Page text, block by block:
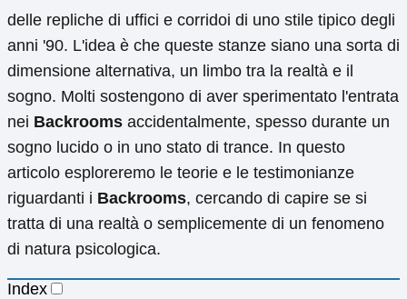
delle repliche di uffici e corridoi di uno stile tipico degli
anni '90. L'idea è che queste stanze siano una sorta di
dimensione alternativa, un limbo tra la realtà e il
sogno. Molti sostengono di aver sperimentato l'entrata
nei Backrooms accidentalmente, spesso durante un
sogno lucido o in uno stato di trance. In questo
articolo esploreremo le teorie e le testimonianze
riguardanti i Backrooms, cercando di capire se si
tratta di una realtà o semplicemente di un fenomeno
di natura psicologica.
Index